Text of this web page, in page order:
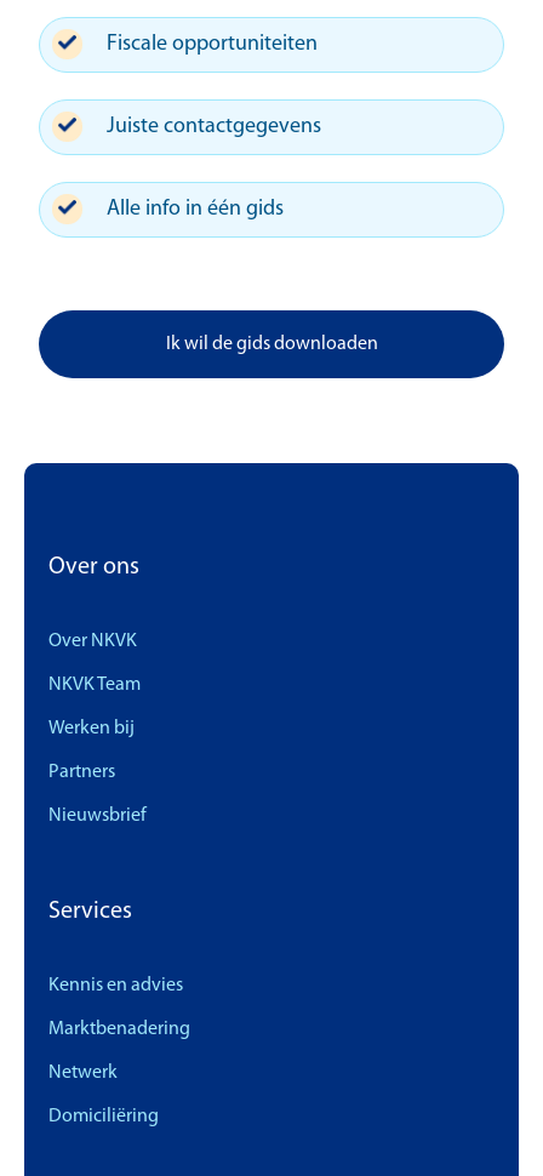
Fiscale opportuniteiten
Juiste contactgegevens
Alle info in één gids
Ik wil de gids downloaden
Over ons
Over NKVK
NKVK Team
Werken bij
Partners
Nieuwsbrief
Services
Kennis en advies
Marktbenadering
Netwerk
Domiciliëring